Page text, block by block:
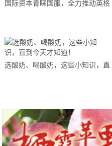
国际资本青睐国服，全力推动英格
选酸奶、喝酸奶，这些小知识，直